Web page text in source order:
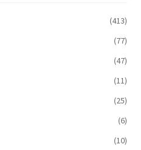
(413)
(77)
(47)
(11)
(25)
(6)
(10)